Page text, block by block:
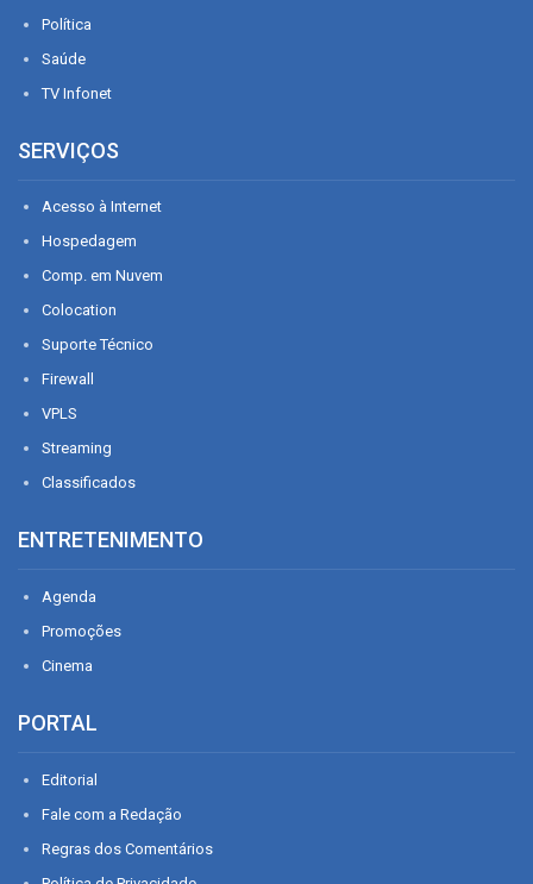
Política
Saúde
TV Infonet
SERVIÇOS
Acesso à Internet
Hospedagem
Comp. em Nuvem
Colocation
Suporte Técnico
Firewall
VPLS
Streaming
Classificados
ENTRETENIMENTO
Agenda
Promoções
Cinema
PORTAL
Editorial
Fale com a Redação
Regras dos Comentários